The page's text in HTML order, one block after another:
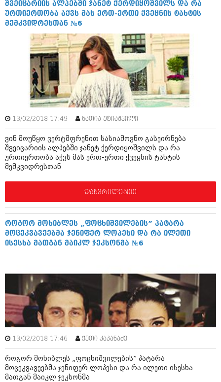
მარტი 2014 (413)
თებერვალი 2014 (318)
იანვარი 2014 (297)
ნოემბერი 2013 (279)
ოქტომბერი 2013 (256)
სექტემბერი 2013 (368)
აგვისტო 2013 (89)
ივლისი 2013 (182)
ივნისი 2013 (212)
მაისი 2013 (259)
მარტი 2013 (352)
თებერვალი 2013 (204)
იანვარი 2013 (334)
დეკემბერი 2012 (98)
ნოემბერი 2012 (295)
ოქტომბერი 2012 (350)
აგვისტო 2012 (268)
ივნისი 2012 (282)
მაისი 2012 (240)
აპრილი 2012 (294)
მარტი 2012 (259)
ოქტომბერი 2011 (754)
სექტემბერი 2011 (407)
აგვისტო 2011 (249)
ივლისი 2011 (400)
ივნისი 2011 (438)
მაისი 2011 (415)
აპრილი 2011 (294)
მარტი 2011 (654)
თებერვალი 2011 (329)
იანვარი 2011 (647)
(157)
შვეიცარიის ალპებში ჯანეტ ქერდიყოშვილს და რა
ურთიერთობა აქვს მას ერთ-ერთი ქვეყნის ტახტის
მემკვიდრესთან №6
13/02/2018 17:49 ნათია უტიაშვილი
ვინ მოუწყო ვერტმფრენით სასიამოვნო გასეირნება
შვეიცარიის ალპებში ჯანეტ ქერდიყოშვილს და რა
ურთიერთობა აქვს მას ერთ-ერთი ქვეყნის ტახტის
მემკვიდრესთან
დაწვრილებით
როგორ მოხიბლეს „ფოცხიშვილების” პატარა
მოცეკვავეებმა ჯენიფერ ლოპესი და რა ილეთი
ისესხა მათგან მაიკლ ჯეკსონმა №6
13/02/2018 17:46 ქეთი კაპანაძე
როგორ მოხიბლეს „ფოცხიშვილების” პატარა
მოცეკვავეებმა ჯენიფერ ლოპესი და რა ილეთი ისესხა
მათგან მაიკლ ჯეკსონმა